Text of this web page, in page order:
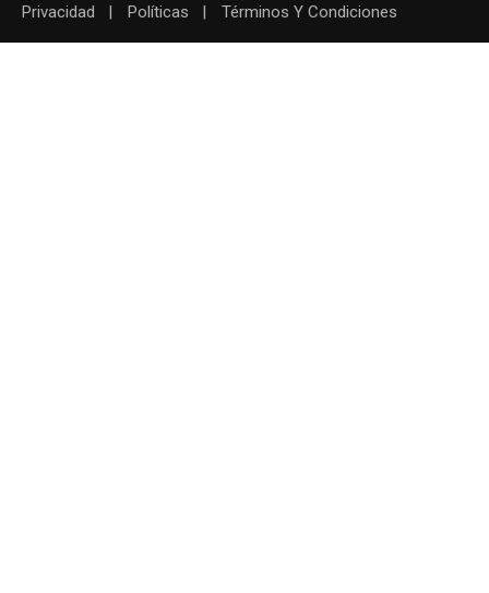
Privacidad Políticas Términos Y Condiciones